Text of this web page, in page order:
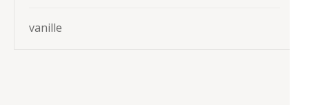
vanille